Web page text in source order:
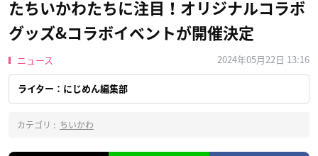
たちいかわたちに注目！オリジナルコラボ
グッズ&コラボイベントが開催決定
ニュース 2024年05月22日 13:16
ライター：にじめん編集部
カテゴリ : ちいかわ